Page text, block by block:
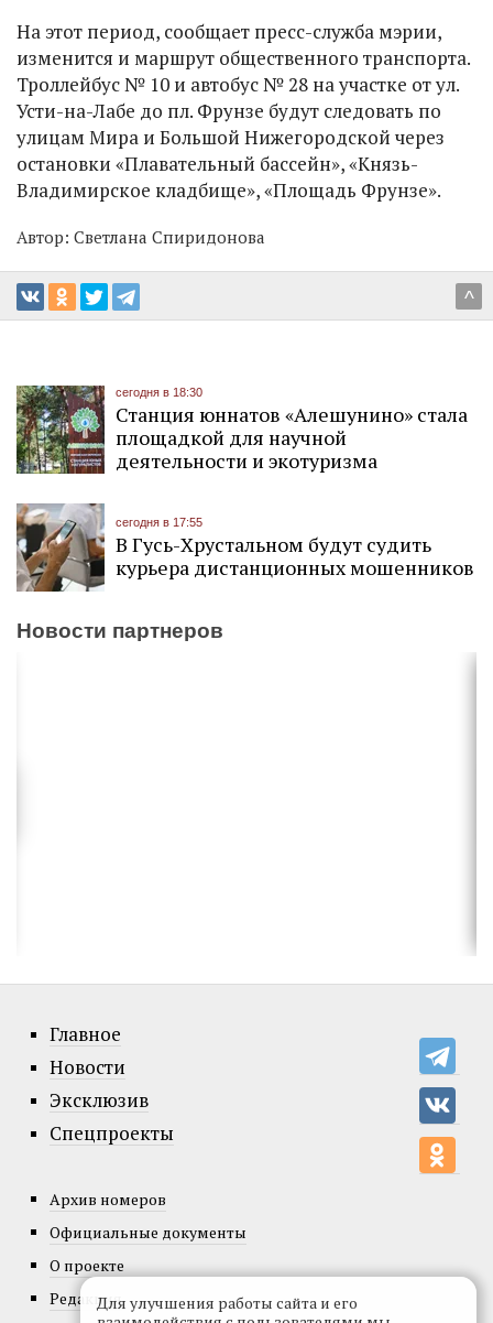
На этот период, сообщает пресс-служба мэрии,
изменится и маршрут общественного транспорта.
Троллейбус № 10 и автобус № 28 на участке от ул.
Усти-на-Лабе до пл. Фрунзе будут следовать по
улицам Мира и Большой Нижегородской через
остановки «Плавательный бассейн», «Князь-
Владимирское кладбище», «Площадь Фрунзе».
Автор: Светлана Спиридонова
^
сегодня в 18:30
Станция юннатов «Алешунино» стала
площадкой для научной
деятельности и экотуризма
сегодня в 17:55
В Гусь-Хрустальном будут судить
курьера дистанционных мошенников
Новости партнеров
Главное
Новости
Эксклюзив
Спецпроекты
Архив номеров
Официальные документы
О проекте
РедакцияДля улучшения работы сайта и его